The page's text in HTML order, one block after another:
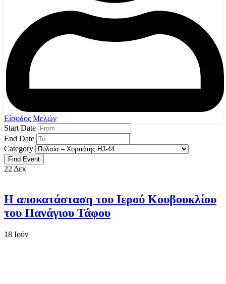
Είσοδος Μελών
Start Date
End Date
Category
22 Δεκ
Η αποκατάσταση του Ιερού Κουβουκλίου
του Πανάγιου Τάφου
18 Ιούν